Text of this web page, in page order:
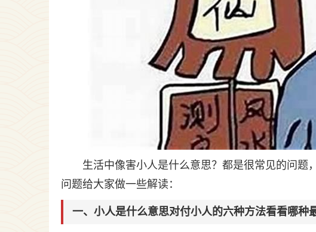
生活中像害小人是什么意思？都是很常见的问题
问题给大家做一些解读：
一、小人是什么意思对付小人的六种方法看看哪种